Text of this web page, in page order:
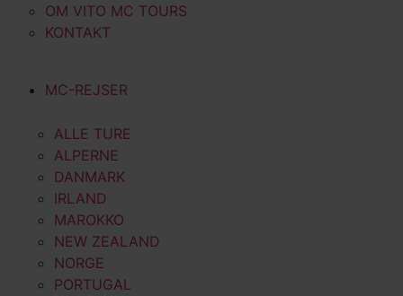
OM VITO MC TOURS
KONTAKT
MC-REJSER
ALLE TURE
ALPERNE
DANMARK
IRLAND
MAROKKO
NEW ZEALAND
NORGE
PORTUGAL